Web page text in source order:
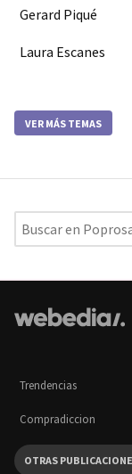
Gerard Piqué
Laura Escanes
VER MÁS TEMAS
Trendencias
Compradiccion
OTRAS